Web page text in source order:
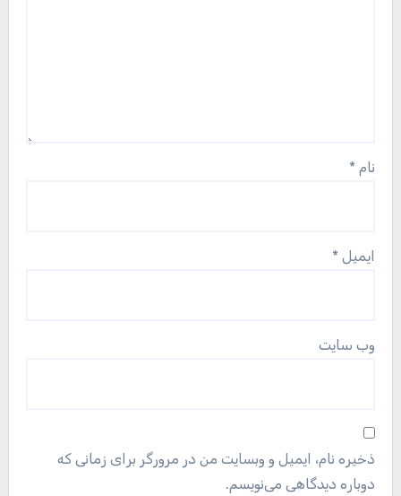
نام *
ایمیل *
وب‌ سایت
ذخیره نام، ایمیل و وبسایت من در مرورگر برای زمانی که
دوباره دیدگاهی می‌نویسم.